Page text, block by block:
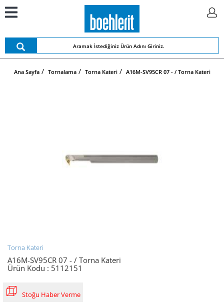
Ana Sayfa Tornalama Torna Kateri A16M-SV95CR 07 - / Torna Kateri
Torna Kateri
A16M-SV95CR 07 - / Torna Kateri
Ürün Kodu : 5112151
Stoğu Haber Verme